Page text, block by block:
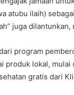
atubu ilaih)
juga
program
produk lokal, mulai
gratis dari